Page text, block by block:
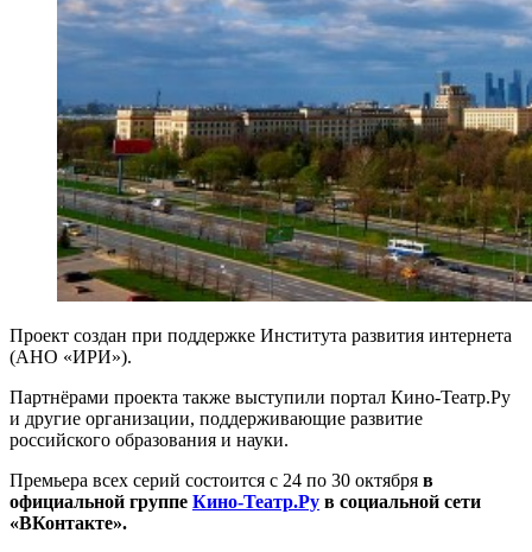
Проект создан при поддержке Института развития интернета
(АНО «ИРИ»).
Партнёрами проекта также выступили портал Кино-Театр.Ру
и другие организации, поддерживающие развитие
российского образования и науки.
Премьера всех серий состоится с 24 по 30 октября в
официальной группе Кино-Театр.Ру в социальной сети
«ВКонтакте».